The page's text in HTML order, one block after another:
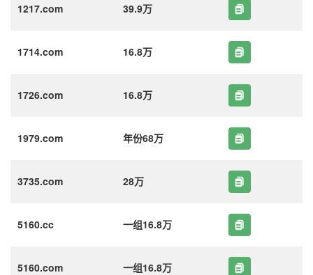
1217.com 39.9万
1714.com 16.8万
1726.com 16.8万
1979.com 年份68万
3735.com 28万
5160.cc 一组16.8万
5160.com 一组16.8万